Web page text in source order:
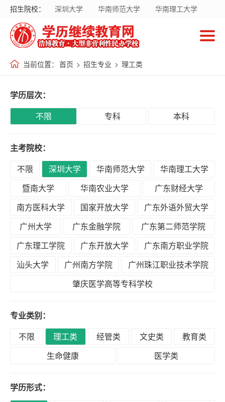
招生院校： 深圳大学 华南师范大学
华南理工大学
暨南大学
华南农业大学
广东财经大学
南方医科大学
国家开放大学
当前位置： 首页 > 招生专业 > 理工类
学历层次：
不限
专科 本科
主考院校：
不限
深圳大学 华南师范大学
华南理工大学
暨南大学
华南农业大学
广东财经大学
南方医科大学
国家开放大学
广东外语外贸大学
广州大学
广东金融学院
广东第二师范学院
广东理工学院
广东开放大学
广东南方职业学院
汕头大学
广州南方学院
广州珠江职业技术学院
肇庆医学高等专科学校
专业类别：
不限
理工类 经管类 文史类
教育类
生命健康
医学类
学历形式：